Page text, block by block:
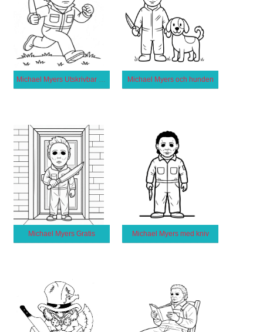
Michael Myers Utskrivbar för Barn Michael Myers och hunden
Michael Myers Gratis Michael Myers med kniv